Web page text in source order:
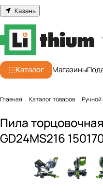
Казань
Каталог Магазины
Главная Каталог товаров Ручной
Пила
GD24MS216